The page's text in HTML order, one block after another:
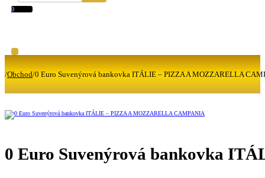
0
/Obchod/0 Euro Suvenýrová bankovka ITÁLIE – PIZZA A MOZZARELLA
0 Euro Suvenýrová bankovka